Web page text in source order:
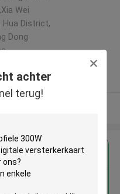
achter
terug!
Wei
Hua District,
Dong
voor